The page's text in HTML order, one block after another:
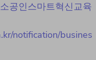
공인스마트혁신교육
notification/busines